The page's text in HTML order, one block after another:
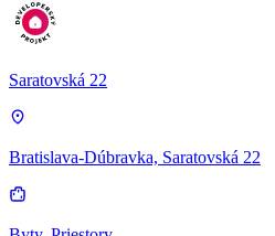
Saratovská 22
Bratislava-Dúbravka, Saratovská 22